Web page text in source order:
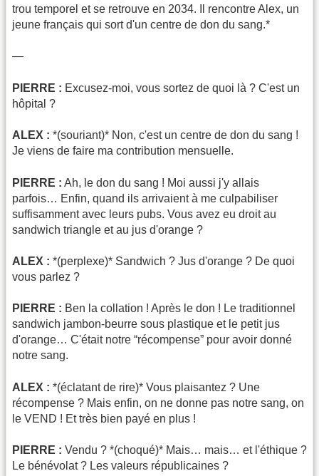
trou temporel et se retrouve en 2034. Il rencontre Alex, un
jeune français qui sort d'un centre de don du sang.*
—
PIERRE : Excusez-moi, vous sortez de quoi là ? C'est un
hôpital ?
ALEX : *(souriant)* Non, c'est un centre de don du sang !
Je viens de faire ma contribution mensuelle.
PIERRE : Ah, le don du sang ! Moi aussi j'y allais
parfois… Enfin, quand ils arrivaient à me culpabiliser
suffisamment avec leurs pubs. Vous avez eu droit au
sandwich triangle et au jus d'orange ?
ALEX : *(perplexe)* Sandwich ? Jus d'orange ? De quoi
vous parlez ?
PIERRE : Ben la collation ! Après le don ! Le traditionnel
sandwich jambon-beurre sous plastique et le petit jus
d'orange… C'était notre “récompense” pour avoir donné
notre sang.
ALEX : *(éclatant de rire)* Vous plaisantez ? Une
récompense ? Mais enfin, on ne donne pas notre sang, on
le VEND ! Et très bien payé en plus !
PIERRE : Vendu ? *(choqué)* Mais… mais… et l'éthique ?
Le bénévolat ? Les valeurs républicaines ?